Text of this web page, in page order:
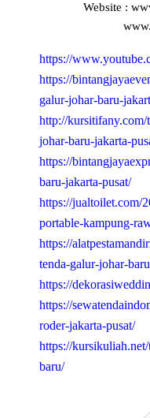
Website :
https://
https://
galur-johar-baru-
http://
johar-baru-jakarta-
https://
baru-jakarta-pusat/
https://jualtoilet.com/
portable-kampung-
https://
tenda-galur-johar-
https://
https://
roder-jakarta-pusat/
https://
baru/